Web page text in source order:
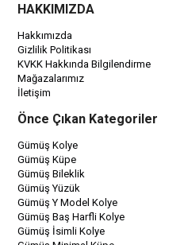
HAKKIMIZDA
Hakkımızda
Gizlilik Politikası
KVKK Hakkında Bilgilendirme
Mağazalarımız
İletişim
Önce Çıkan Kategoriler
Gümüş Kolye
Gümüş Küpe
Gümüş Bileklik
Gümüş Yüzük
Gümüş Y Model Kolye
Gümüş Baş Harfli Kolye
Gümüş İsimli Kolye